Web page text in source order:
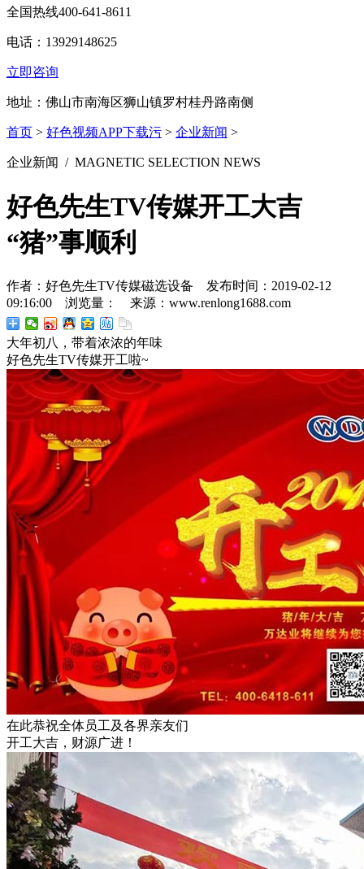
全国热线400-641-8611
电话：13929148625
立即咨询
地址：佛山市南海区狮山镇罗村桂丹路南侧
首页 > 好色视频APP下载污 > 企业新闻 >
企业新闻 / MAGNETIC SELECTION NEWS
好色先生TV传媒开工大吉
“猪”事顺利
作者：好色先生TV传媒磁选设备 发布时间：2019-02-12
09:16:00 浏览量：
来源：www.renlong1688.com
大年初八，带着浓浓的年味
好色先生TV传媒开工啦~
在此恭祝全体员工及各界亲友们
开工大吉，财源广进！